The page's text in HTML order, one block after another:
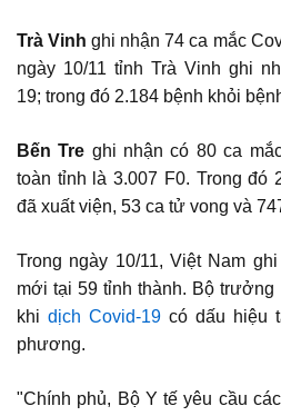
Trà Vinh ghi nhận 74 ca mắc
ngày 10/11 tỉnh Trà Vinh ghi
19; trong đó 2.184 bệnh khỏi
Bến Tre ghi nhận có 80 ca
toàn tỉnh là 3.007 F0. Trong đó
đã xuất viện, 53 ca tử vong và
Trong ngày 10/11, Việt Nam
mới tại 59 tỉnh thành. Bộ
khi dịch Covid-19có dấu hiệu
phương.
"Chính phủ, Bộ Y tế yêu cầu